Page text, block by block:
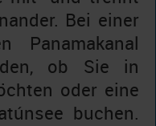
Bei einer
Panamakanal
ob Sie in
oder eine
buchen.